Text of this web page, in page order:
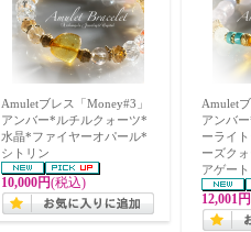
Amuletブレス「Money#3」
アンバー*ルチルクォーツ*
水晶*ファイヤーオパール*
シトリン
10,000円(税込)
Amulet
アンバ
ーライ
ーズク
アゲート
12,001円